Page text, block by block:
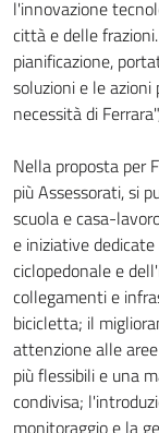
l'innovazione
città e delle
pianificazione,
soluzioni e le
necessità di
Nella proposta per
più Assessorati, si
scuola e casa-
e iniziative
ciclopedonale e
collegamenti e
bicicletta; il
attenzione alle
più flessibili e una
condivisa;
monitoraggio e la